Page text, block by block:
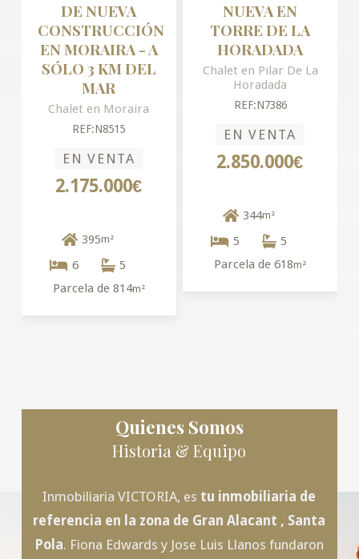
DE NUEVA
CONSTRUCCIÓN
EN MORAIRA - A
SÓLO 3 KM DEL
MAR
Chalet en Moraira
REF:N8515
EN VENTA
2.175.000€
395m²
6
5
Parcela de 814m²
NUEVA EN
TORRE DE LA
HORADADA
Chalet en Pilar De La
Horadada
REF:N7386
EN VENTA
2.850.000€
344m²
5
5
Parcela de 618m²
Quienes Somos
Historia & Equipo
Inmobiliaria VICTORIA, es tu inmobiliaria de
referencia en la zona de Gran Alacant , Santa
Pola. Fiona Edwards y Jose Luis Llanos fundaron